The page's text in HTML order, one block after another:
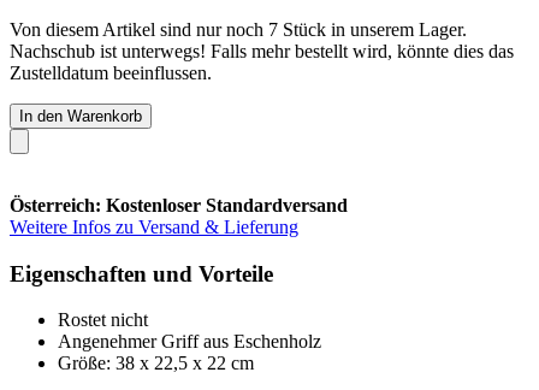
Von diesem Artikel sind nur noch 7 Stück in unserem Lager.
Nachschub ist unterwegs! Falls mehr bestellt wird, könnte dies das
Zustelldatum beeinflussen.
In den Warenkorb
Österreich: Kostenloser Standardversand
Weitere Infos zu Versand & Lieferung
Eigenschaften und Vorteile
Rostet nicht
Angenehmer Griff aus Eschenholz
Größe: 38 x 22,5 x 22 cm